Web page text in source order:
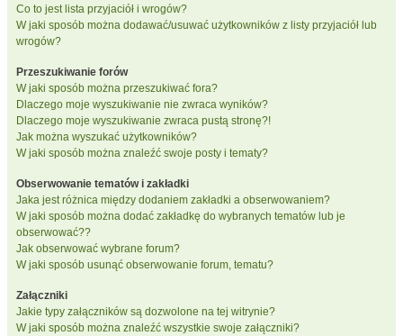
Co to jest lista przyjaciół i wrogów?
W jaki sposób można dodawać/usuwać użytkowników z listy przyjaciół lub
wrogów?
Przeszukiwanie forów
W jaki sposób można przeszukiwać fora?
Dlaczego moje wyszukiwanie nie zwraca wyników?
Dlaczego moje wyszukiwanie zwraca pustą stronę?!
Jak można wyszukać użytkowników?
W jaki sposób można znaleźć swoje posty i tematy?
Obserwowanie tematów i zakładki
Jaka jest różnica między dodaniem zakładki a obserwowaniem?
W jaki sposób można dodać zakładkę do wybranych tematów lub je
obserwować??
Jak obserwować wybrane forum?
W jaki sposób usunąć obserwowanie forum, tematu?
Załączniki
Jakie typy załączników są dozwolone na tej witrynie?
W jaki sposób można znaleźć wszystkie swoje załączniki?